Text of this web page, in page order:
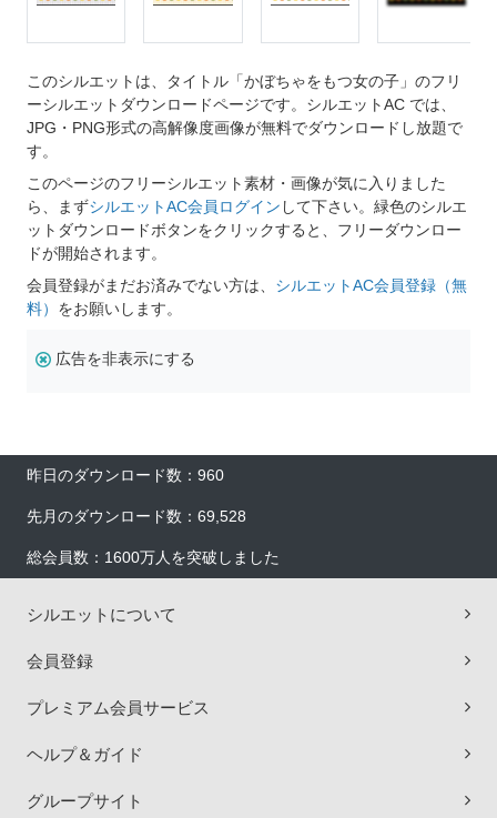
このシルエットは、タイトル「かぼちゃをもつ女の子」のフリ
ーシルエットダウンロードページです。シルエットAC では、
JPG・PNG形式の高解像度画像が無料でダウンロードし放題で
す。
このページのフリーシルエット素材・画像が気に入りました
ら、まずシルエットAC会員ログイン して下さい。緑色のシルエ
ットダウンロードボタンをクリックすると、フリーダウンロー
ドが開始されます。
会員登録がまだお済みでない方は、 シルエットAC会員登録（無
料） をお願いします。
広告を非表示にする
昨日のダウンロード数：960
先月のダウンロード数：69,528
総会員数：1600万人を突破しました
シルエットについて
会員登録
プレミアム会員サービス
ヘルプ＆ガイド
グループサイト